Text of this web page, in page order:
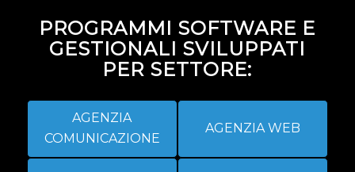
PROGRAMMI SOFTWARE E
GESTIONALI SVILUPPATI
PER SETTORE:
AGENZIA
COMUNICAZIONE
AGENZIA WEB